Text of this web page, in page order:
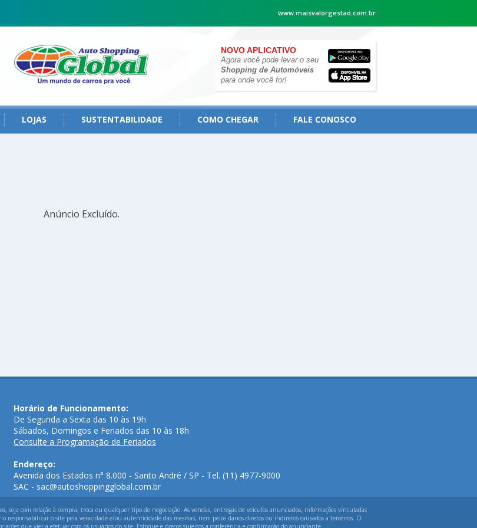
www.maisvalorgestao.com.br
NOVO APLICATIVO
Agora você pode levar o seu
Shopping de Automóveis
para onde você for!
LOJAS SUSTENTABILIDADE COMO CHEGAR FALE CONOSCO
Anúncio Excluído.
Horário de Funcionamento:
De Segunda a Sexta das 10 às 19h
Sábados, Domingos e Feriados das 10 às 18h
Consulte a Programação de Feriados
Endereço:
Avenida dos Estados n° 8.000 - Santo André / SP - Tel. (11) 4977-9000
SAC - sac@autoshoppingglobal.com.br
com relação à compra, troca ou qualquer tipo de negociação. As vendas, entregas de veículos anunciados, informações vinculadas
o site pela veracidade e/ou autenticidade das mesmas, nem pelos danos diretos ou indiretos causados a terceiros. O
que vier a efetuar com os usuários do site. Estoque e preços sujeitos a conferência e confirmação do anunciante.